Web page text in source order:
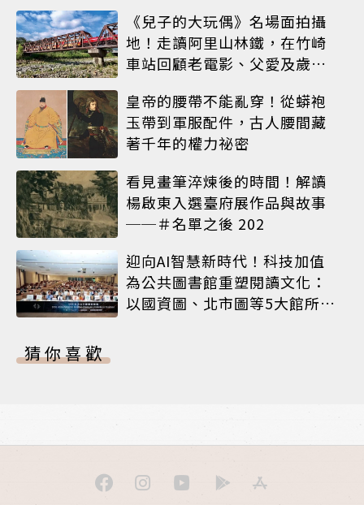
《兒子的大玩偶》名場面拍攝
地！走讀阿里山林鐵，在竹崎
車站回顧老電影、父愛及歲月
皇帝的腰帶不能亂穿！從蟒袍
玉帶到軍服配件，古人腰間藏
著千年的權力祕密
看見畫筆淬煉後的時間！解讀
楊啟東入選臺府展作品與故事
──＃名單之後 202
迎向AI智慧新時代！科技加值
為公共圖書館重塑閱讀文化：
以國資圖、北市圖等5大館所為
猜你喜歡